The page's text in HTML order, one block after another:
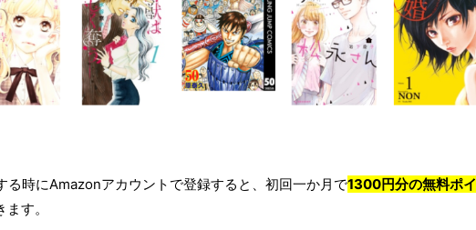
る時にAmazonアカウントで登録すると、初回一か月で1300円分の無料ポイ
す。